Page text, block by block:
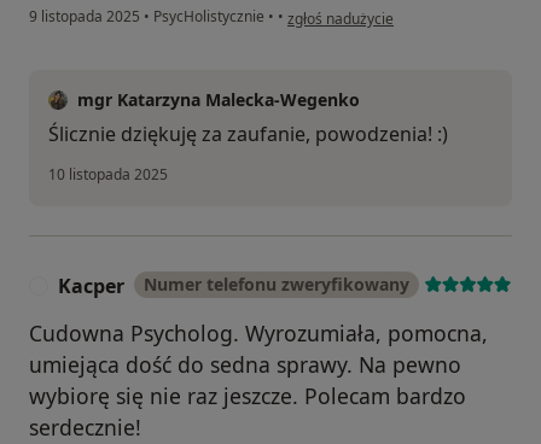
9 listopada 2025 • PsycHolistycznie • • w opinii użytkownika S.K.
zgłoś nadużycie
mgr Katarzyna Malecka-Wegenko
Ślicznie dziękuję za zaufanie, powodzenia! :)
10 listopada 2025
Kacper Numer telefonu zweryfikowany
Cudowna Psycholog. Wyrozumiała, pomocna,
umiejąca dość do sedna sprawy. Na pewno
wybiorę się nie raz jeszcze. Polecam bardzo
serdecznie!